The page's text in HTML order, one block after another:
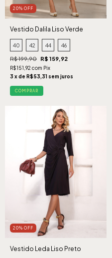
20% OFF
Vestido Dalila Liso Verde
40 42 44 46
R$ 199,90 R$ 159,92
R$151,92 com Pix
3 x de R$53,31 sem juros
COMPRAR
20% OFF
Vestido Leda Liso Preto